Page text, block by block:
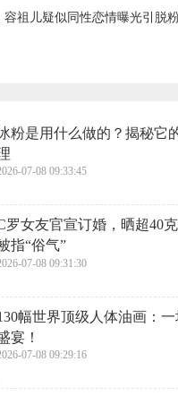
容祖儿疑似同性恋情曝光引脱
粉是用什么做的？揭秘它
07-08 09:33:45
罗女友官宣订婚，晒超40
指“俗气”
07-08 09:31:30
幅世界顶级人体油画：
宴！
07-08 09:29:16